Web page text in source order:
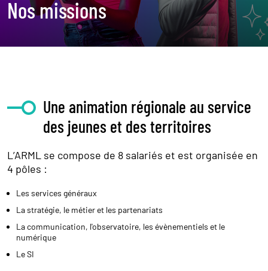
Nos missions
Une animation régionale au service
des jeunes et des territoires
L’ARML se compose de 8 salariés et est organisée en
4 pôles :
Les services généraux
La stratégie, le métier et les partenariats
La communication, l'observatoire, les évènementiels et le
numérique
Le SI